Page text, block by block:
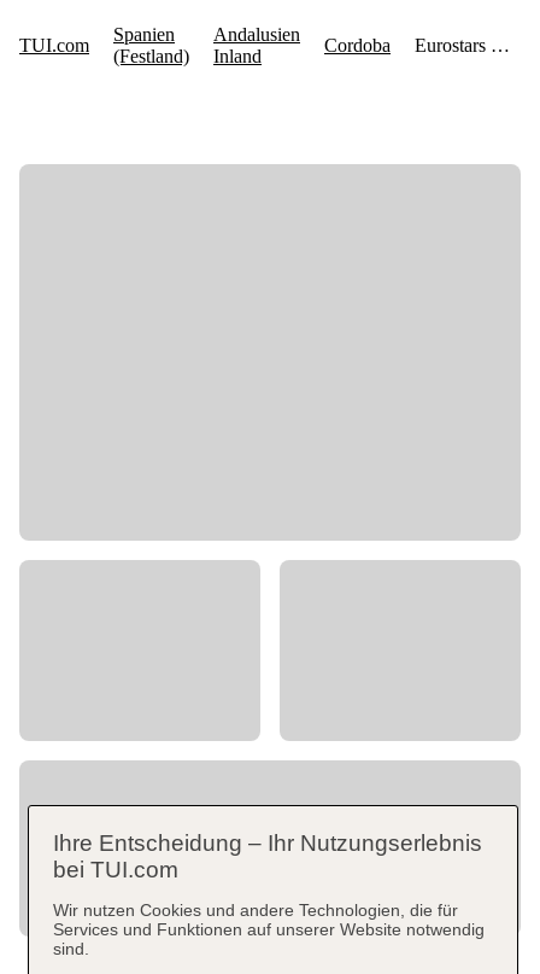
Ihre Entscheidung – Ihr Nutzungserlebnis
bei TUI.com
Wir nutzen Cookies und andere Technologien, die für
Services und Funktionen auf unserer Website notwendig
sind.